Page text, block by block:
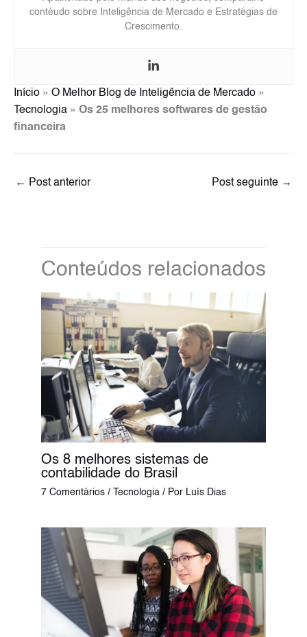
contéudo sobre Inteligência de Mercado e Estratégias de
Crescimento.
Início » O Melhor Blog de Inteligência de Mercado »
Tecnologia » Os 25 melhores softwares de gestão
financeira
← Post anterior Post seguinte →
Conteúdos relacionados
Os 8 melhores sistemas de
contabilidade do Brasil
7 Comentários / Tecnologia / Por Luís Dias